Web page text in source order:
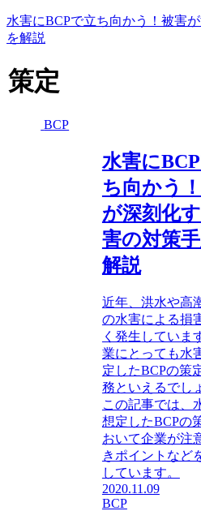
水害にBCPで立ち向かう！被害
を解説
策定
BCP
水害に
ち向かう
が深刻化
害の対策
解説
近年、洪水や高
の水害による損
く発生していま
業にとっても水
定したBCPの策
務といえるでし
この記事では、
想定したBCPの
おいて企業が注
きポイントなど
しています。
2020.11.09
BCP